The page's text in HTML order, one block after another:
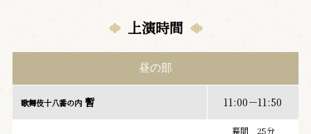
上演時間
昼の部
歌舞伎十八番の内暫 11:00－11:50
幕間 25分